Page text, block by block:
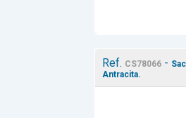
Ref. CS78066-
Antracita.